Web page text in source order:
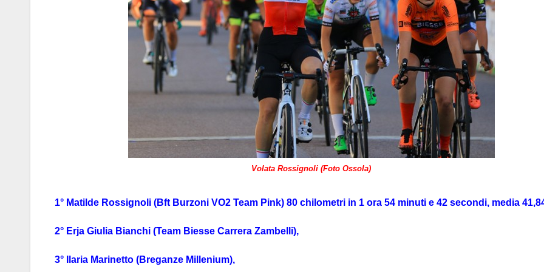
Volata Rossignoli (Foto Ossola)
1° Matilde Rossignoli (Bft Burzoni VO2 Team Pink) 80 chilometri in 1 ora 54 minuti e 42 secondi, media
2° Erja Giulia Bianchi (Team Biesse Carrera Zambelli),
3° Ilaria Marinetto (Breganze Millenium),